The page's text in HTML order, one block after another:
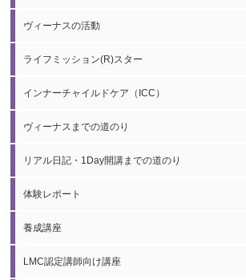
ヴィーナスの活動
ライフミッション(R)スター
インナーチャイルドケア（ICC）
ヴィーナスまでの道のり
リアル日記・1Day開講までの道のり
体験レポート
養成講座
LMC認定講師向け講座